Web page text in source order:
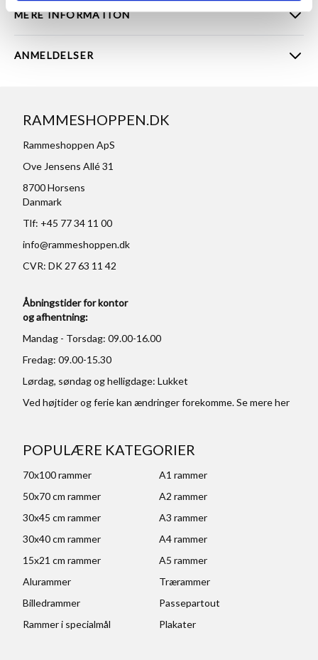
MERE INFORMATION
ANMELDELSER
RAMMESHOPPEN.DK
Rammeshoppen ApS
Ove Jensens Allé 31
8700 Horsens
Danmark
Tlf: +45 77 34 11 00
info@rammeshoppen.dk
CVR: DK 27 63 11 42
Åbningstider for kontor
og afhentning:
Mandag - Torsdag: 09.00-16.00
Fredag: 09.00-15.30
Lørdag, søndag og helligdage: Lukket
Ved højtider og ferie kan ændringer forekomme. Se mereher
POPULÆRE KATEGORIER
70x100 rammer
A1 rammer
50x70 cm rammer
A2 rammer
30x45 cm rammer
A3 rammer
30x40 cm rammer
A4 rammer
15x21 cm rammer
A5 rammer
Alurammer
Trærammer
Billedrammer
Passepartout
Rammer i specialmål
Plakater